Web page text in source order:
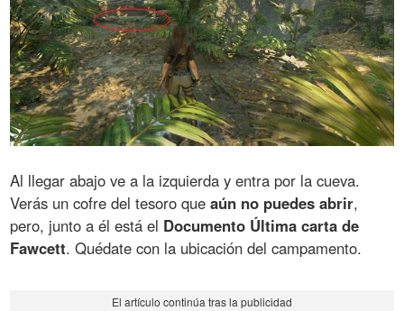
Al llegar abajo ve a la izquierda y entra por la cueva.
Verás un cofre del tesoro queaún no puedes abrir,
pero, junto a él está el Documento Última carta de
Fawcett. Quédate con la ubicación del campamento.